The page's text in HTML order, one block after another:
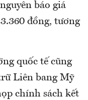
báo giá
đồng, tương
quốc tế cũng
Liên bang Mỹ
chính sách kết